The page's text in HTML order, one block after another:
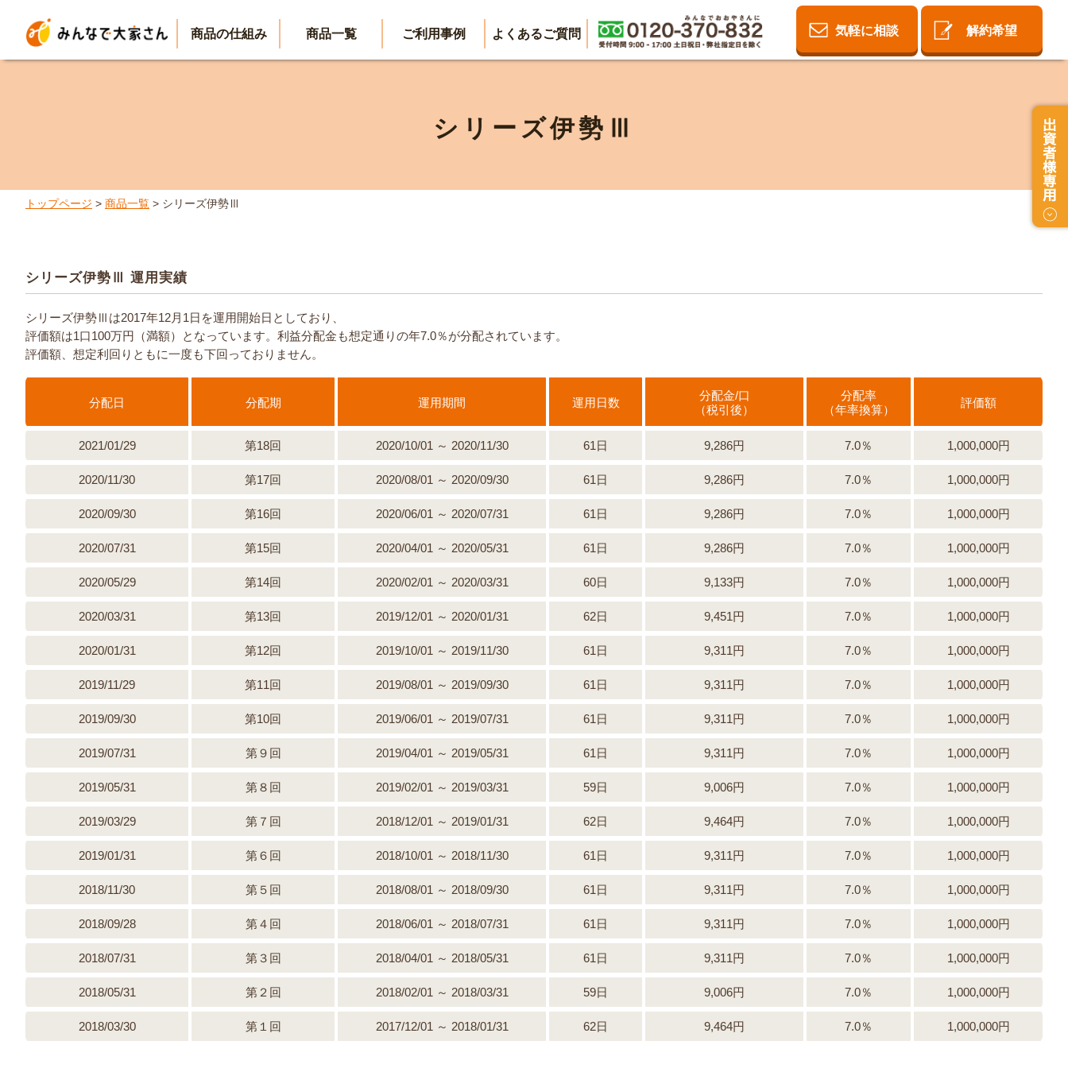
商品の仕組み 商品一覧 ご利用事例 よくあるご質問 気軽に相談 解約希望
シリーズ伊勢Ⅲ
トップページ > 商品一覧 > シリーズ伊勢Ⅲ
シリーズ伊勢Ⅲ 運用実績
シリーズ伊勢Ⅲは2017年12月1日を運用開始日としており、
評価額は1口100万円（満額）となっています。利益分配金も想定通りの年7.0％が分配されています。
評価額、想定利回りともに一度も下回っておりません。
分配日 分配期 運用期間 運用日数
分配金/口
（税引後）
分配率
（年率換算）
評価額
2021/01/29 第18回 2020/10/01 ～ 2020/11/30 61日 9,286円 7.0％ 1,000,000円
2020/11/30 第17回 2020/08/01 ～ 2020/09/30 61日 9,286円 7.0％ 1,000,000円
2020/09/30 第16回 2020/06/01 ～ 2020/07/31 61日 9,286円 7.0％ 1,000,000円
2020/07/31 第15回 2020/04/01 ～ 2020/05/31 61日 9,286円 7.0％ 1,000,000円
2020/05/29 第14回 2020/02/01 ～ 2020/03/31 60日 9,133円 7.0％ 1,000,000円
2020/03/31 第13回 2019/12/01 ～ 2020/01/31 62日 9,451円 7.0％ 1,000,000円
2020/01/31 第12回 2019/10/01 ～ 2019/11/30 61日 9,311円 7.0％ 1,000,000円
2019/11/29 第11回 2019/08/01 ～ 2019/09/30 61日 9,311円 7.0％ 1,000,000円
2019/09/30 第10回 2019/06/01 ～ 2019/07/31 61日 9,311円 7.0％ 1,000,000円
2019/07/31 第９回 2019/04/01 ～ 2019/05/31 61日 9,311円 7.0％ 1,000,000円
2019/05/31 第８回 2019/02/01 ～ 2019/03/31 59日 9,006円 7.0％ 1,000,000円
2019/03/29 第７回 2018/12/01 ～ 2019/01/31 62日 9,464円 7.0％ 1,000,000円
2019/01/31 第６回 2018/10/01 ～ 2018/11/30 61日 9,311円 7.0％ 1,000,000円
2018/11/30 第５回 2018/08/01 ～ 2018/09/30 61日 9,311円 7.0％ 1,000,000円
2018/09/28 第４回 2018/06/01 ～ 2018/07/31 61日 9,311円 7.0％ 1,000,000円
2018/07/31 第３回 2018/04/01 ～ 2018/05/31 61日 9,311円 7.0％ 1,000,000円
2018/05/31 第２回 2018/02/01 ～ 2018/03/31 59日 9,006円 7.0％ 1,000,000円
2018/03/30 第１回 2017/12/01 ～ 2018/01/31 62日 9,464円 7.0％ 1,000,000円